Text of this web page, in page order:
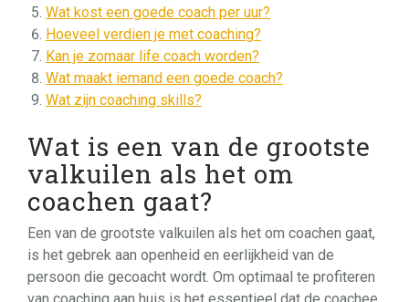
Wat kost een goede coach per uur?
Hoeveel verdien je met coaching?
Kan je zomaar life coach worden?
Wat maakt iemand een goede coach?
Wat zijn coaching skills?
Wat is een van de grootste
valkuilen als het om
coachen gaat?
Een van de grootste valkuilen als het om coachen gaat,
is het gebrek aan openheid en eerlijkheid van de
persoon die gecoacht wordt. Om optimaal te profiteren